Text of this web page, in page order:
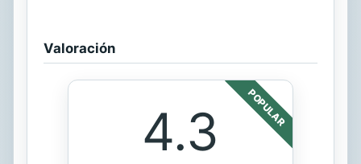
Valoración
POPULAR
4.3